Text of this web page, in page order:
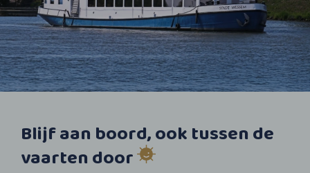
Blijf aan boord, ook tussen de
vaarten door